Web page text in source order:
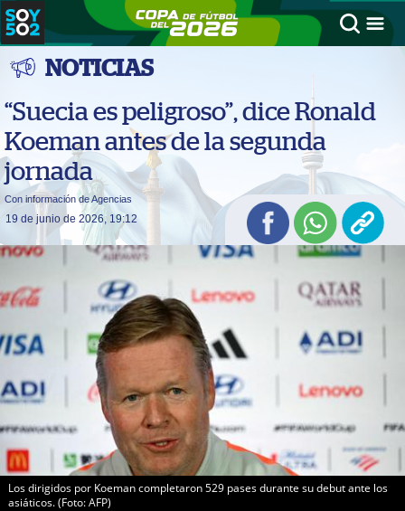
NOTICIAS
“Suecia es peligroso”, dice Ronald
Koeman antes de la segunda
jornada
Con información de Agencias
19 de junio de 2026, 19:12
Los dirigidos por Koeman completaron 529 pases durante su debut ante los
asiáticos. (Foto: AFP)